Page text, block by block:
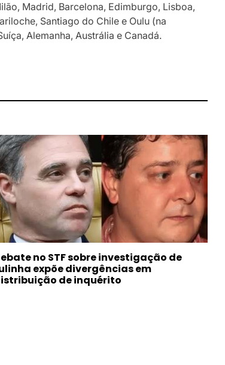
Madrid, Barcelona, Edimburgo, Lisboa,
Santiago do Chile e Oulu (na
Alemanha, Austrália e Canadá.
no STF sobre investigação de
expõe divergências em
de inquérito